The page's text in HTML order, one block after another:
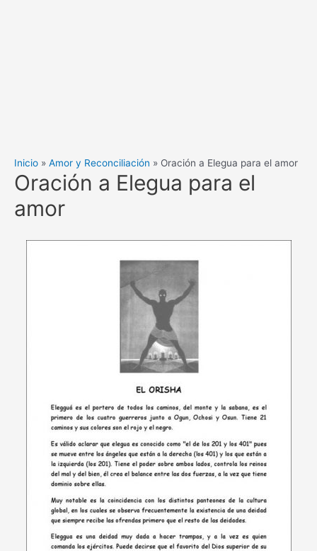
Inicio Amor y Reconciliación Oración a Elegua para el amor
Oración a Elegua para el
amor